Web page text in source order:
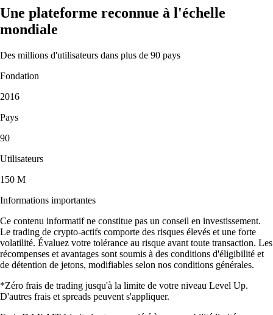
Une plateforme reconnue à l'échelle
mondiale
Des millions d'utilisateurs dans plus de 90 pays
Fondation
2016
Pays
90
Utilisateurs
150 M
Informations importantes
Ce contenu informatif ne constitue pas un conseil en investissement.
Le trading de crypto-actifs comporte des risques élevés et une forte
volatilité. Évaluez votre tolérance au risque avant toute transaction. Les
récompenses et avantages sont soumis à des conditions d'éligibilité et
de détention de jetons, modifiables selon nos conditions générales.
*Zéro frais de trading jusqu'à la limite de votre niveau Level Up.
D'autres frais et spreads peuvent s'appliquer.